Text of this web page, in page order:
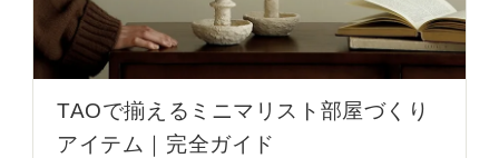
TAOで揃えるミニマリスト部屋づくり
アイテム｜完全ガイド